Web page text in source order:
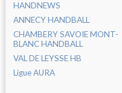
HANDNEWS
ANNECY HANDBALL
CHAMBERY SAVOIE MONT-
BLANC HANDBALL
VAL DE LEYSSE HB
Ligue AURA